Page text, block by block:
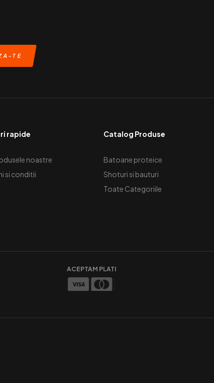
rapide
noastre
si conditii
Catalog Produse
Batoane proteice
Shoturi si bauturi
Toate Categoriile
ACEPTAM PLATI